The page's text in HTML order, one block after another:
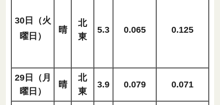
30日（火
曜日）
晴
北
東
5.3 0.065 0.125
29日（月
曜日）
晴
北
東
3.9 0.079 0.071